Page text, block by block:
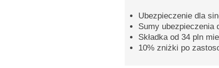
Ubezpieczenie dla
Sumy ubezpieczenia
Składka od 34 pln
10% zniżki po